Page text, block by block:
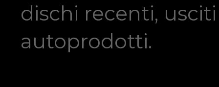
dischi recenti,
autoprodotti.